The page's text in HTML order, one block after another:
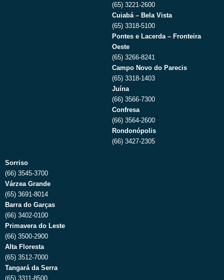
(65) 3221-2600
Cuiabá – Bela Vista
(65) 3318-5100
Pontes e Lacerda – Fronteira
Oeste
(65) 3266-8241
Campo Novo do Parecis
(65) 3318-1403
Juína
(66) 3566-7300
Confresa
(66) 3564-2600
Rondonópolis
(66) 3427-2305
Sorriso
(66) 3545-3700
Várzea Grande
(65) 3691-8014
Barra do Garças
(66) 3402-0100
Primavera do Leste
(66) 3500-2900
Alta Floresta
(65) 3512-7000
Tangará da Serra
(65) 3311-8500